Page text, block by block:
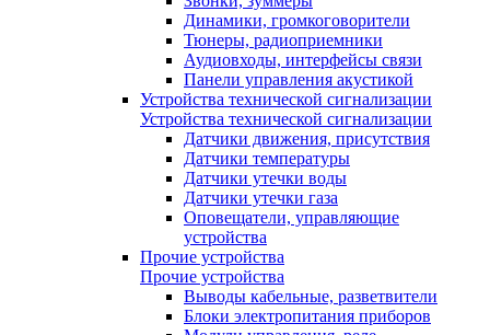
Динамики, громкоговорители
Тюнеры, радиоприемники
Аудиовходы, интерфейсы связи
Панели управления акустикой
Устройства технической сигнализации
Устройства технической сигнализации
Датчики движения, присутствия
Датчики температуры
Датчики утечки воды
Датчики утечки газа
Оповещатели, управляющие
устройства
Прочие устройства
Прочие устройства
Выводы кабельные, разветвители
Блоки электропитания приборов